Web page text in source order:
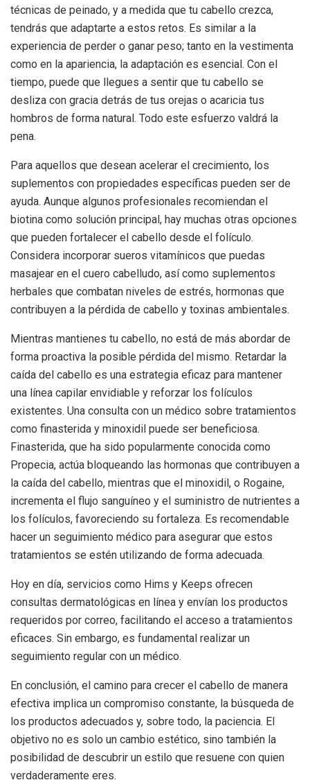
técnicas de peinado, y a medida que tu cabello crezca,
tendrás que adaptarte a estos retos. Es similar a la
experiencia de perder o ganar peso; tanto en la vestimenta
como en la apariencia, la adaptación es esencial. Con el
tiempo, puede que llegues a sentir que tu cabello se
desliza con gracia detrás de tus orejas o acaricia tus
hombros de forma natural. Todo este esfuerzo valdrá la
pena.
Para aquellos que desean acelerar el crecimiento, los
suplementos con propiedades específicas pueden ser de
ayuda. Aunque algunos profesionales recomiendan el
biotina como solución principal, hay muchas otras opciones
que pueden fortalecer el cabello desde el folículo.
Considera incorporar sueros vitamínicos que puedas
masajear en el cuero cabelludo, así como suplementos
herbales que combatan niveles de estrés, hormonas que
contribuyen a la pérdida de cabello y toxinas ambientales.
Mientras mantienes tu cabello, no está de más abordar de
forma proactiva la posible pérdida del mismo. Retardar la
caída del cabello es una estrategia eficaz para mantener
una línea capilar envidiable y reforzar los folículos
existentes. Una consulta con un médico sobre tratamientos
como finasterida y minoxidil puede ser beneficiosa.
Finasterida, que ha sido popularmente conocida como
Propecia, actúa bloqueando las hormonas que contribuyen a
la caída del cabello, mientras que el minoxidil, o Rogaine,
incrementa el flujo sanguíneo y el suministro de nutrientes a
los folículos, favoreciendo su fortaleza. Es recomendable
hacer un seguimiento médico para asegurar que estos
tratamientos se estén utilizando de forma adecuada.
Hoy en día, servicios como Hims y Keeps ofrecen
consultas dermatológicas en línea y envían los productos
requeridos por correo, facilitando el acceso a tratamientos
eficaces. Sin embargo, es fundamental realizar un
seguimiento regular con un médico.
En conclusión, el camino para crecer el cabello de manera
efectiva implica un compromiso constante, la búsqueda de
los productos adecuados y, sobre todo, la paciencia. El
objetivo no es solo un cambio estético, sino también la
posibilidad de descubrir un estilo que resuene con quien
verdaderamente eres.